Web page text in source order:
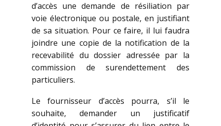
d’accès une demande de résiliation par
voie électronique ou postale, en justifiant
de sa situation. Pour ce faire, il lui faudra
joindre une copie de la notification de la
recevabilité du dossier adressée par la
commission de surendettement des
particuliers.
Le fournisseur d’accès pourra, s’il le
souhaite, demander un justificatif